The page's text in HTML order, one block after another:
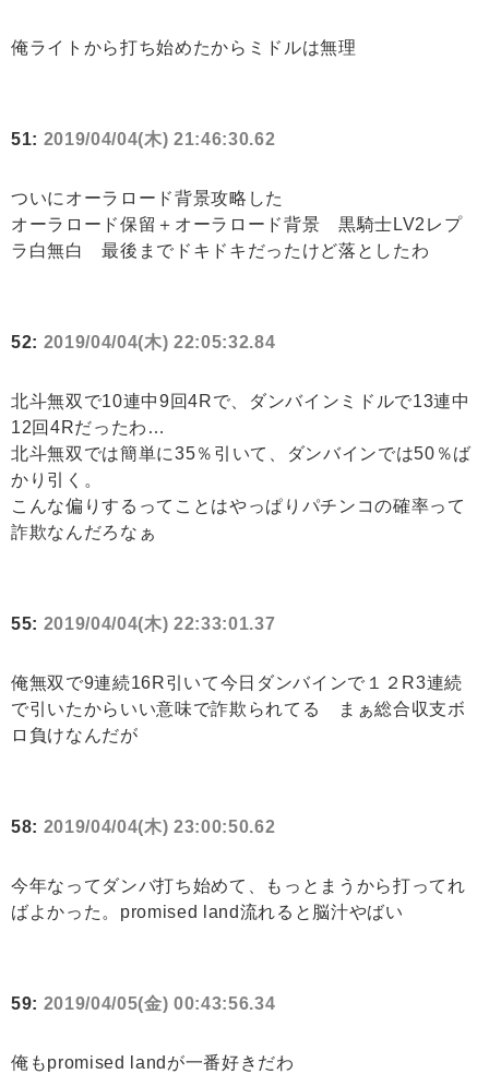
俺ライトから打ち始めたからミドルは無理
51: 2019/04/04(木) 21:46:30.62
ついにオーラロード背景攻略した
オーラロード保留＋オーラロード背景 黒騎士LV2レプ
ラ白無白 最後までドキドキだったけど落としたわ
52: 2019/04/04(木) 22:05:32.84
北斗無双で10連中9回4Rで、ダンバインミドルで13連中
12回4Rだったわ…
北斗無双では簡単に35％引いて、ダンバインでは50％ば
かり引く。
こんな偏りするってことはやっぱりパチンコの確率って
詐欺なんだろなぁ
55: 2019/04/04(木) 22:33:01.37
俺無双で9連続16R引いて今日ダンバインで１２R3連続
で引いたからいい意味で詐欺られてる まぁ総合収支ボ
ロ負けなんだが
58: 2019/04/04(木) 23:00:50.62
今年なってダンバ打ち始めて、もっとまうから打ってれ
ばよかった。promised land流れると脳汁やばい
59: 2019/04/05(金) 00:43:56.34
俺もpromised landが一番好きだわ